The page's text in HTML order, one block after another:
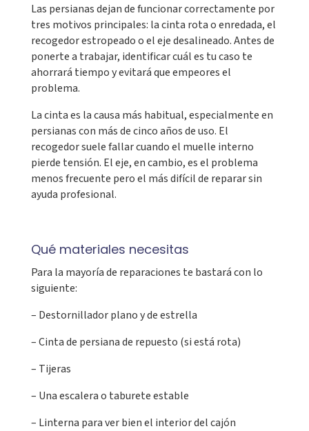
Las persianas dejan de funcionar correctamente por
tres motivos principales: la cinta rota o enredada, el
recogedor estropeado o el eje desalineado. Antes de
ponerte a trabajar, identificar cuál es tu caso te
ahorrará tiempo y evitará que empeores el
problema.
La cinta es la causa más habitual, especialmente en
persianas con más de cinco años de uso. El
recogedor suele fallar cuando el muelle interno
pierde tensión. El eje, en cambio, es el problema
menos frecuente pero el más difícil de reparar sin
ayuda profesional.
Qué materiales necesitas
Para la mayoría de reparaciones te bastará con lo
siguiente:
– Destornillador plano y de estrella
– Cinta de persiana de repuesto (si está rota)
– Tijeras
– Una escalera o taburete estable
– Linterna para ver bien el interior del cajón